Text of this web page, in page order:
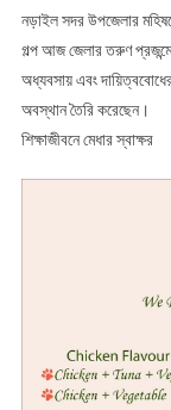
নড়াইল সদর উপজেলার
গল্প আজ জেলার তরুণ
অধ্যবসায় এবং
অবস্থান তৈরি করেছেন।
শিক্ষাজীবনে মেধার স্বাক্ষর